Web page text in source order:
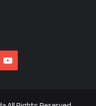
YouTube